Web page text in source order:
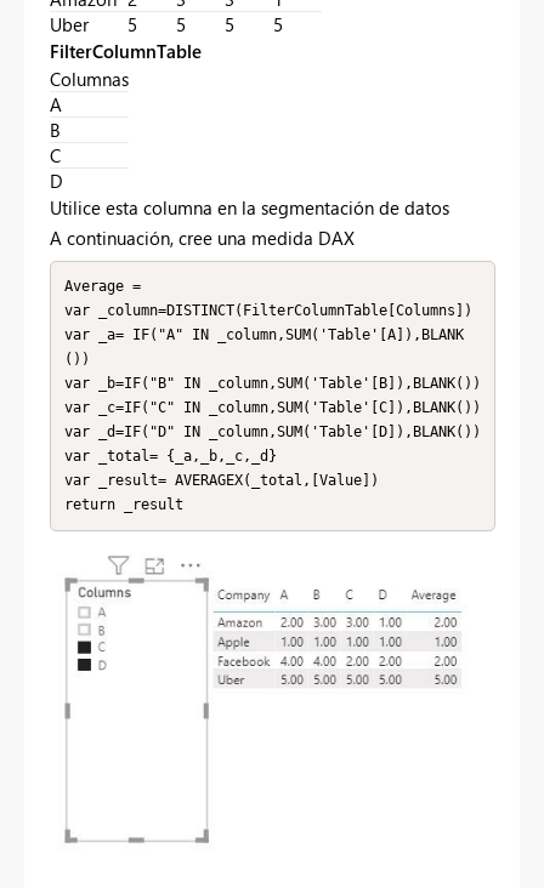
Uber
5 5 5
5
FilterColumnTable
Columnas
A
B
C
D
Utilice esta columna en la segmentación de datos
A continuación, cree una medida DAX
Average =
var _column=DISTINCT(FilterColumnTable[Columns])
var _a= IF("A" IN _column,SUM('Table'[A]),BLANK
())
var _b=IF("B" IN _column,SUM('Table'[B]),BLANK())
var _c=IF("C" IN _column,SUM('Table'[C]),BLANK())
var _d=IF("D" IN _column,SUM('Table'[D]),BLANK())
var _total= {_a,_b,_c,_d}
var _result= AVERAGEX(_total,[Value])
return _result